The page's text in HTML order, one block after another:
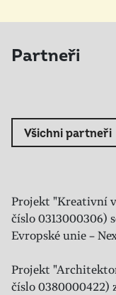
Partneři
Všichni partneři
Projekt "Kreativní
číslo 0313000306)
Evropské unie –
Projekt
číslo 0380000422)